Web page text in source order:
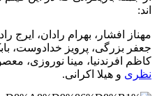
اند:
مهناز افشار، بهرام رادان، ایرج
جعفر بزرگی، پرویز خدادوست،
کاظم افرندنیا، مینا نوروزی،
نظری و هیلا اکرانی.